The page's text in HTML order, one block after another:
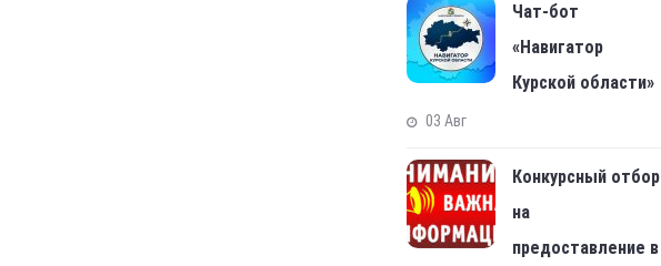
Чат-бот
«Навигатор
Курской области»
03 Авг
Конкурсный отбор
на
предоставление в